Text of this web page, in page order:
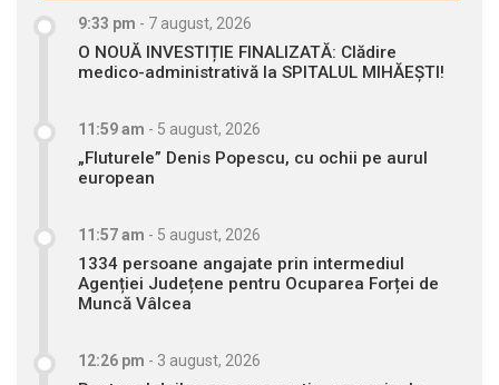
9:33 pm - 7 august, 2026
O NOUĂ INVESTIȚIE FINALIZATĂ: Clădire
medico-administrativă la SPITALUL MIHĂEȘTI!
11:59 am - 5 august, 2026
„Fluturele” Denis Popescu, cu ochii pe aurul
european
11:57 am - 5 august, 2026
1334 persoane angajate prin intermediul
Agenției Județene pentru Ocuparea Forței de
Muncă Vâlcea
12:26 pm - 3 august, 2026